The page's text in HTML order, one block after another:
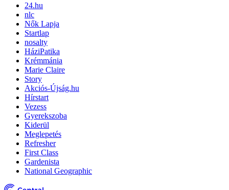
24.hu
nlc
Nők Lapja
Startlap
nosalty
HáziPatika
Krémmánia
Marie Claire
Story
Akciós-Újság.hu
Hírstart
Vezess
Gyerekszoba
Kiderül
Meglepetés
Refresher
First Class
Gardenista
National Geographic